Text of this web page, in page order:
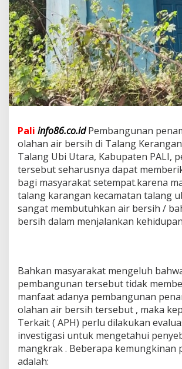
Pali info86.co.idPembangunan
olahan air bersih di Talang
Talang Ubi Utara, Kabupaten PALI,
tersebut seharusnya dapat
bagi masyarakat setempat.karena
talang karangan kecamatan talang
sangat membutuhkan air bersih /
bersih dalam menjalankan
Bahkan masyarakat mengeluh
pembangunan tersebut tidak
manfaat adanya pembangunan
olahan air bersih tersebut , maka
Terkait ( APH) perlu dilakukan
investigasi untuk mengetahui
mangkrak . Beberapa kemungkinan
adalah: